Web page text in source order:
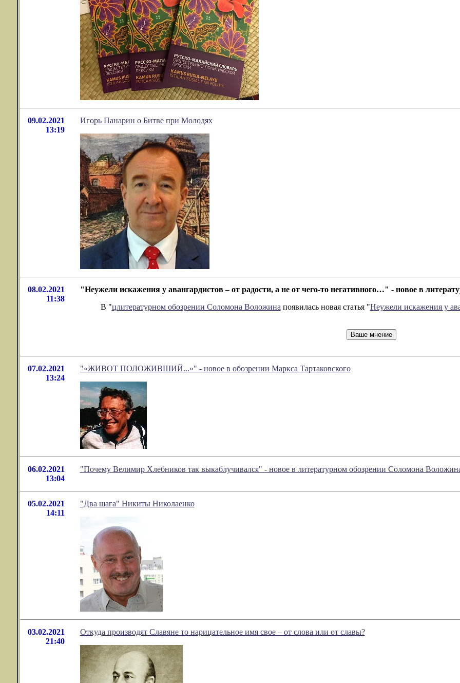
09.02.2021
13:19
Игорь Панарин о Битве при Молодях
08.02.2021
11:38
"Неужели искажения у авангардистов – от радости, а не от чего-то негативного…" - новое в
В "цлитературном обозрении Соломона Воложина появилась новая статья "Неужели искажения у
07.02.2021
13:24
"«ЖИВОТ ПОЛОЖИВШИЙ...»" - новое в обозрении Маркса Тартаковского
06.02.2021
13:04
"Почему Велимир Хлебников так выкаблучивался" - новое в литературном обозрении Соломона
05.02.2021
14:11
"Два шага" Никиты Николаенко
03.02.2021
21:40
Откуда производят Славяне то нарицательное имя свое – от слова или от славы?